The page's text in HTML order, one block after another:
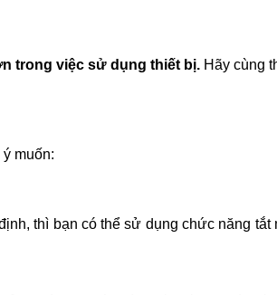
trong việc sử dụng thiết bị. Hãy cùng
muốn:
thì bạn có thể sử dụng chức năng tắt